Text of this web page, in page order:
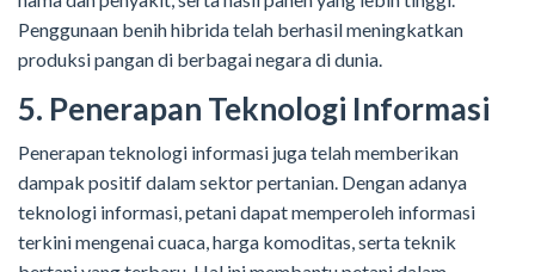
Penggunaan benih hibrida telah berhasil meningkatkan
produksi pangan di berbagai negara di dunia.
5. Penerapan Teknologi Informasi
Penerapan teknologi informasi juga telah memberikan
dampak positif dalam sektor pertanian. Dengan adanya
teknologi informasi, petani dapat memperoleh informasi
terkini mengenai cuaca, harga komoditas, serta teknik